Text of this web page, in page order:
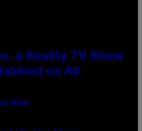
a Reality TV Show
on Air
Miller